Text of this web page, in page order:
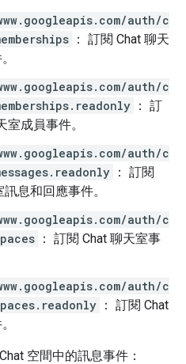
auth/c
： 訂閱 Chat 聊天
auth/c
： 訂
室成員事件。
auth/c
： 訂閱
息和回應事件。
auth/c
： 訂閱 Chat 聊天室事
auth/c
： 訂閱 Chat
空間中的訊息事件：